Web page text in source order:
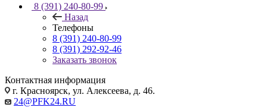
8 (391) 240-80-99
Назад
Телефоны
8 (391) 240-80-99
8 (391) 292-92-46
Заказать звонок
Контактная информация
г. Красноярск, ул. Алексеева, д. 46.
24@PFK24.RU